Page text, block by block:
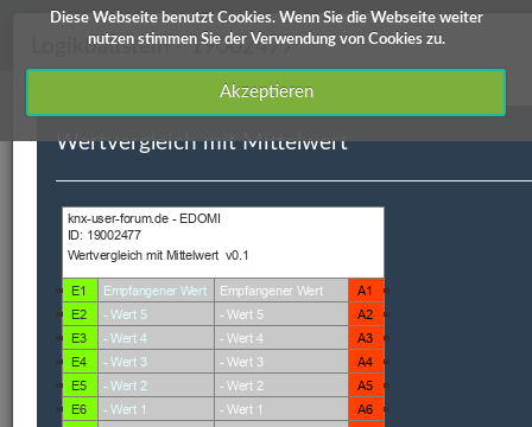
Diese Webseite benutzt Cookies. Wenn Sie die Webseite weiter
nutzen stimmen Sie der Verwendung von Cookies zu.
Akzeptieren
knx-user-forum Service
ETS Produktdatenbanken
Edomi
Logikbaustein - 19002477
Wertvergleich mit Mittelwert